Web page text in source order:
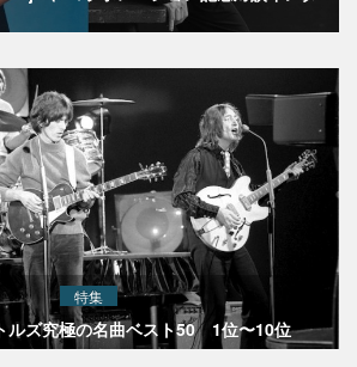
特集
ルズ究極の名曲ベスト50 1位〜10位